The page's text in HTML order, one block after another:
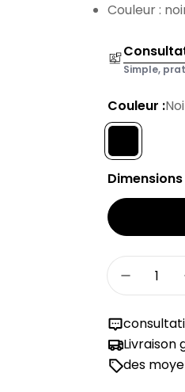
Couleur :
Simple,
Couleur :
Dimensions
Quantité
Livraison
des